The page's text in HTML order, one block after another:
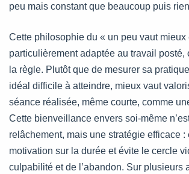
peu mais constant que beaucoup puis
Cette philosophie du « un peu vaut mieux
particulièrement adaptée au travail posté,
la règle. Plutôt que de mesurer sa pratique
idéal difficile à atteindre, mieux vaut
séance réalisée, même courte, comme
Cette bienveillance envers soi-même
relâchement, mais une stratégie efficace :
motivation sur la durée et évite le cercle
culpabilité et de l’abandon. Sur plusieurs